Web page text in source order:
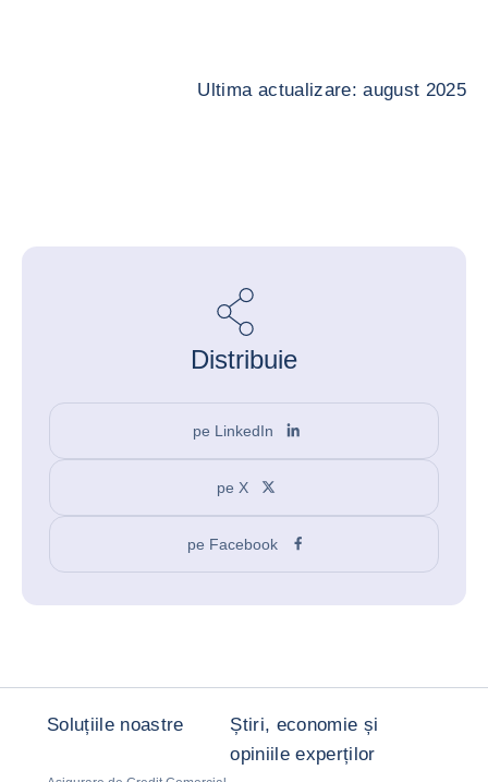
Ultima actualizare: august 2025
Distribuie
pe LinkedIn
pe X
pe Facebook
Soluțiile noastre
Știri, economie și
opiniile experților